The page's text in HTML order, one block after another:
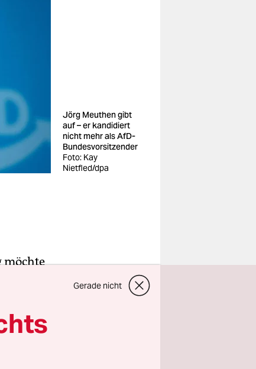
Jörg Meuthen gibt
auf – er kandidiert
nicht mehr als AfD-
Bundesvorsitzender
Foto: Kay
Nietfled/dpa
möchte
zu
Gerade nicht